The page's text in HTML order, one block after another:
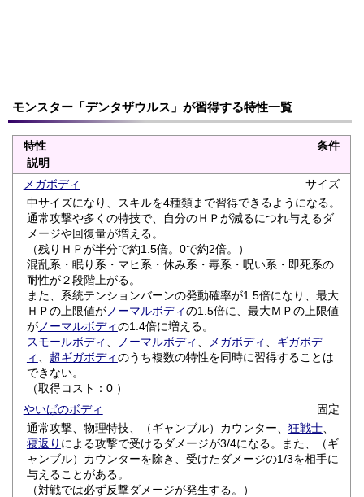
モンスター「デンタザウルス」が習得する特性一覧
特性
条件
説明
メガボディ
サイズ
中サイズになり、スキルを4種類まで習得できるようになる。
通常攻撃や多くの特技で、自分のＨＰが減るにつれ与えるダ
メージや回復量が増える。
（残りＨＰが半分で約1.5倍。0で約2倍。）
混乱系・眠り系・マヒ系・休み系・毒系・呪い系・即死系の
耐性が２段階上がる。
また、系統テンションバーンの発動確率が1.5倍になり、最大
ＨＰの上限値がノーマルボディの1.5倍に、最大ＭＰの上限値
がノーマルボディの1.4倍に増える。
スモールボディ
ノーマルボディ メガボディ
ギガボデ
ィ
超ギガボディのうち複数の特性を同時に習得することは
できない。
（取得コスト：0 ）
やいばのボディ
固定
通常攻撃、物理特技、（ギャンブル）カウンター、 狂戦士、
寝返り による攻撃で受けるダメージが3/4になる。また、（ギ
ャンブル）カウンターを除き、受けたダメージの1/3を相手に
与えることがある。
（対戦では必ず反撃ダメージが発生する。）